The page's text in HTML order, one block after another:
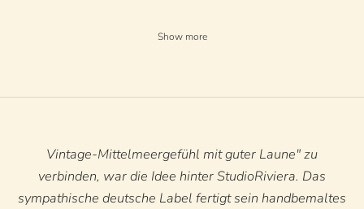
Show more
Vintage-Mittelmeergefühl mit guter Laune" zu
verbinden, war die Idee hinter StudioRiviera. Das
sympathische deutsche Label fertigt sein handbemaltes